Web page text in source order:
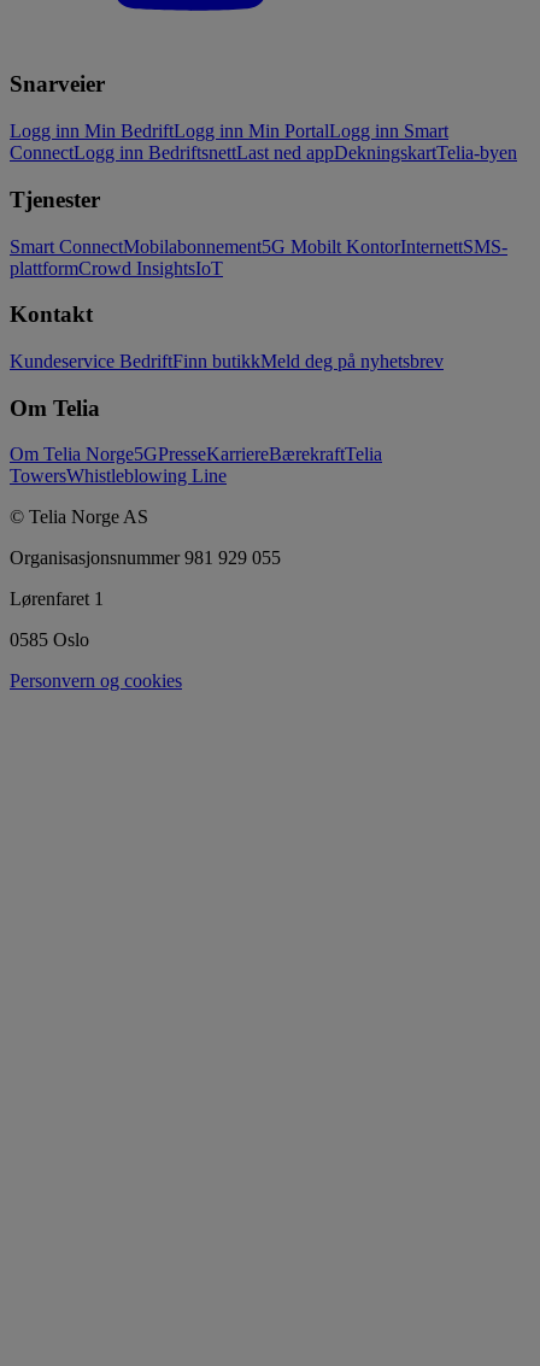
Snarveier
Logg inn Min BedriftLogg inn Min PortalLogg inn Smart
ConnectLogg inn BedriftsnettLast ned appDekningskartTelia-byen
Tjenester
Smart ConnectMobilabonnement5G Mobilt KontorInternettSMS-
plattformCrowd InsightsIoT
Kontakt
Kundeservice BedriftFinn butikkMeld deg på nyhetsbrev
Om Telia
Om Telia Norge5GPresseKarriereBærekraftTelia
TowersWhistleblowing Line
© Telia Norge AS
Organisasjonsnummer 981 929 055
Lørenfaret 1
0585 Oslo
Personvern og cookies